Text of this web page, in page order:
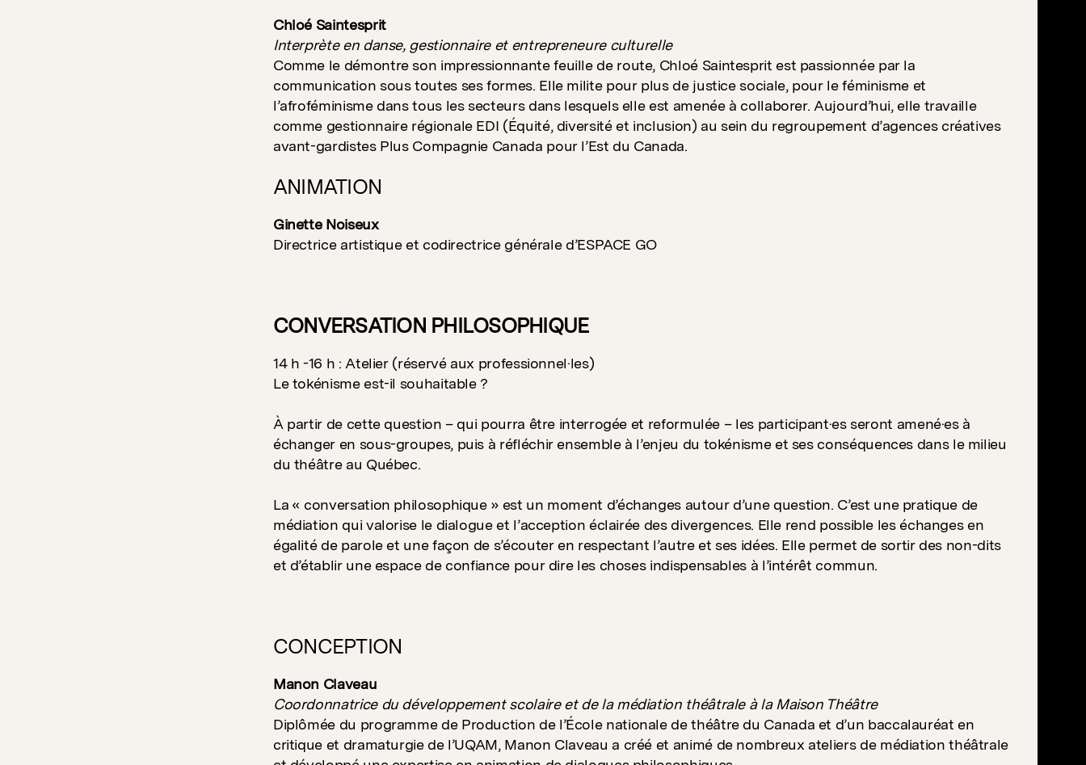
Chloé Saintesprit
Interprète en danse, gestionnaire et entrepreneure culturelle
Comme le démontre son impressionnante feuille de route, Chloé Saintesprit est passionnée par la
communication sous toutes ses formes. Elle milite pour plus de justice sociale, pour le féminisme et
l’afroféminisme dans tous les secteurs dans lesquels elle est amenée à collaborer. Aujourd’hui, elle travaille
comme gestionnaire régionale EDI (Équité, diversité et inclusion) au sein du regroupement d’agences créatives
avant-gardistes Plus Compagnie Canada pour l’Est du Canada.
ANIMATION
Ginette Noiseux
Directrice artistique et codirectrice générale d’ESPACE GO
CONVERSATION PHILOSOPHIQUE
14 h -16 h : Atelier (réservé aux professionnel·les)
Le tokénisme est-il souhaitable ?
À partir de cette question – qui pourra être interrogée et reformulée – les participant·es seront amené·es à
échanger en sous-groupes, puis à réfléchir ensemble à l’enjeu du tokénisme et ses conséquences dans le milieu
du théâtre au Québec.
La « conversation philosophique » est un moment d’échanges autour d’une question. C’est une pratique de
médiation qui valorise le dialogue et l’acception éclairée des divergences. Elle rend possible les échanges en
égalité de parole et une façon de s’écouter en respectant l’autre et ses idées. Elle permet de sortir des non-dits
et d’établir une espace de confiance pour dire les choses indispensables à l’intérêt commun.
CONCEPTION
Manon Claveau
Coordonnatrice du développement scolaire et de la médiation théâtrale à la Maison Théâtre
Diplômée du programme de Production de l’École nationale de théâtre du Canada et d’un baccalauréat en
critique et dramaturgie de l’UQAM, Manon Claveau a créé et animé de nombreux ateliers de médiation théâtrale